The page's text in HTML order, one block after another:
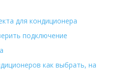
для кондиционера
подключение
как выбрать, на